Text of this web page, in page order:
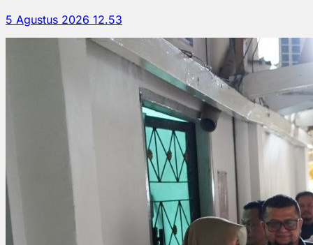
5 Agustus 2026 12.53